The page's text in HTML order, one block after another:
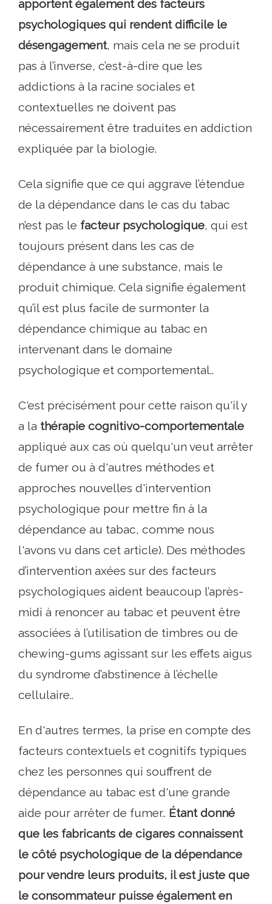
apportent également des facteurs
psychologiques qui rendent difficile le
désengagement, mais cela ne se produit
pas à l’inverse, c’est-à-dire que les
addictions à la racine sociales et
contextuelles ne doivent pas
nécessairement être traduites en addiction
expliquée par la biologie.
Cela signifie que ce qui aggrave l’étendue
de la dépendance dans le cas du tabac
n’est pas le facteur psychologique, qui est
toujours présent dans les cas de
dépendance à une substance, mais le
produit chimique. Cela signifie également
qu’il est plus facile de surmonter la
dépendance chimique au tabac en
intervenant dans le domaine
psychologique et comportemental..
C'est précisément pour cette raison qu'il y
a la thérapie cognitivo-comportementale
appliqué aux cas où quelqu'un veut arrêter
de fumer ou à d'autres méthodes et
approches nouvelles d'intervention
psychologique pour mettre fin à la
dépendance au tabac, comme nous
l'avons vu dans cet article). Des méthodes
d’intervention axées sur des facteurs
psychologiques aident beaucoup l’après-
midi à renoncer au tabac et peuvent être
associées à l’utilisation de timbres ou de
chewing-gums agissant sur les effets aigus
du syndrome d’abstinence à l’échelle
cellulaire..
En d'autres termes, la prise en compte des
facteurs contextuels et cognitifs typiques
chez les personnes qui souffrent de
dépendance au tabac est d'une grande
aide pour arrêter de fumer.. Étant donné
que les fabricants de cigares connaissent
le côté psychologique de la dépendance
pour vendre leurs produits, il est juste que
le consommateur puisse également en